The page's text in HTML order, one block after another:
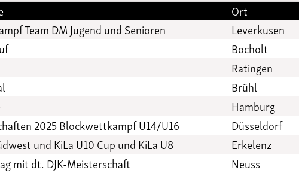
Ort
Team DM Jugend und Senioren
Leverkusen
Bocholt
Ratingen
Brühl
Hamburg
2025 Blockwettkampf U14/U16
Düsseldorf
und KiLa U10 Cup und KiLa U8
Erkelenz
mit dt. DJK-Meisterschaft
Neuss